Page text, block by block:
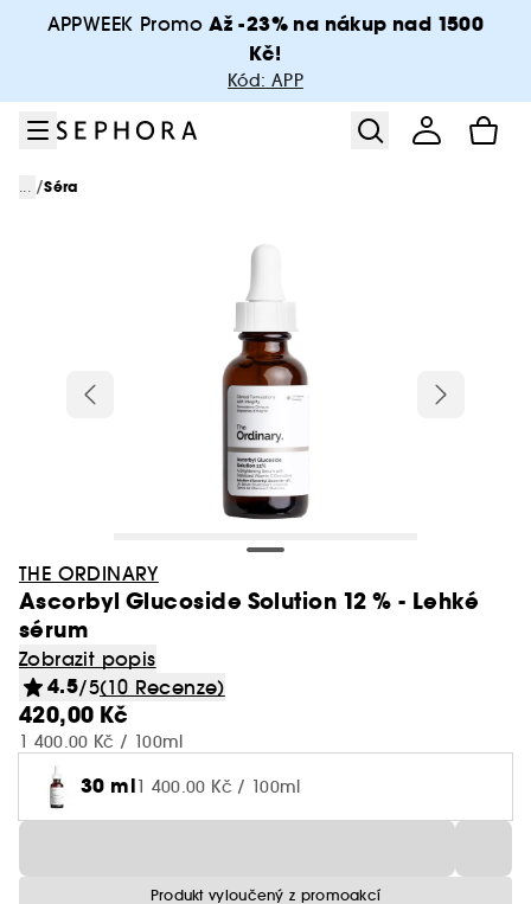
Přejít na hlavní obsah
APPWEEK Promo Až -23% na nákup nad 1500
Kč!
Kód: APP
... /Séra
THE ORDINARY
Ascorbyl Glucoside Solution 12 % - Lehké
sérum
Zobrazit popis
4.5/5(10 Recenze)
420,00 Kč
1 400.00 Kč / 100ml
30 ml1 400.00 Kč / 100ml
Produkt vyloučený z promoakcí